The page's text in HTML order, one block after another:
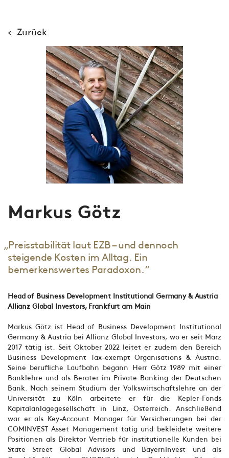
← Zurück
Markus Götz
„Preisstabilität laut EZB – und dennoch
steigende Kosten im Alltag. Ein
bemerkenswertes Paradoxon.“
Head of Business Development Institutional Germany & Austria
Allianz Global Investors, Frankfurt am Main
Markus Götz ist Head of Business Development Institutional
Germany & Austria bei Allianz Global Investors, wo er seit März
2017 tätig ist. Seit Oktober 2022 leitet er zudem den Bereich
Business Development Tax-exempt Organisations & Austria.
Seine berufliche Laufbahn begann Herr Götz 1989 mit einer
Banklehre und als Berater im Private Banking der Deutschen
Bank. Nach seinem Studium der Volkswirtschaftslehre an der
Universität zu Köln arbeitete er für die Kepler-Fonds
Kapitalanlagegesellschaft in Linz, Österreich. Anschließend
war er als Key-Account Manager für Versicherungen bei der
COMINVEST Asset Management tätig und bekleidete weitere
Positionen als Direktor Vertrieb für institutionelle Kunden bei
State Street Global Advisors und BayernInvest und als